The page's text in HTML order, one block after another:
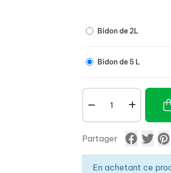
Bidon de 2L
Bidon de 5 L
Partager
En achetant ce